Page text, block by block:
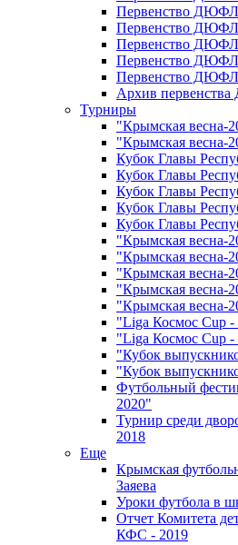
Первенство ДЮФЛ
Первенство ДЮФЛ
Первенство ДЮФЛ
Первенство ДЮФЛ
Первенство ДЮФЛ
Архив
Турниры
"Крымская весна-
"Крымская весна-
Кубок Главы
Кубок Главы
Кубок Главы
Кубок Главы
Кубок Главы
"Крымская весна-
"Крымская весна-
"Крымская весна-
"Крымская весна-
"Крымская весна-
"Liga Космос Cup -
"Liga Космос Cup -
"Кубок
"Кубок
Футбольный
2020"
Турнир среди
2018
Еще
Крымская
Заяева
Уроки футбола в
Отчет Комитета
КФС - 2019